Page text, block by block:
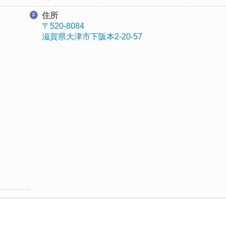
住所
〒520-8084
滋賀県大津市下阪本2-20-57